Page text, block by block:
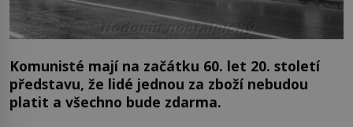
Komunisté mají na začátku 60. let 20. století
představu, že lidé jednou za zboží nebudou
platit a všechno bude zdarma.